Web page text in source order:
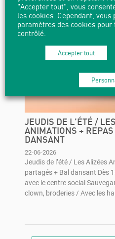
JEUDIS DE L’ÉTÉ /
ANIMATIONS +
DANSANT
22-06-2026
Jeudis de l’été / Les Alizées
partagés + Bal dansant Dès
avec le centre social
clown, broderies / Avec les
"Accepter tout", vous
les cookies. Cependant, vous
paramètres des cookies
contrôlé.
Accepter tout